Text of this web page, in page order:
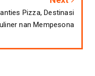
Pizza, Destinasi
nan Mempesona